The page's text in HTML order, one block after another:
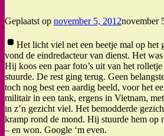
Geplaatst op november 5, 2012november
Het licht viel net een beetje mal op het
vond de eindredacteur van dienst. Het
Hij koos een paar foto’s uit van het
stuurde. De rest ging terug. Geen
toch nog best een aardig beeld, voor het
militair in een tank, ergens in Vietnam,
in z’n gezicht viel. Het bemodderde
kramp rond de mond. Hij stuurde hem op
– en won. Google ‘m even.